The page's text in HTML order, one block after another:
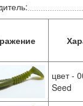
цвет -
Seed